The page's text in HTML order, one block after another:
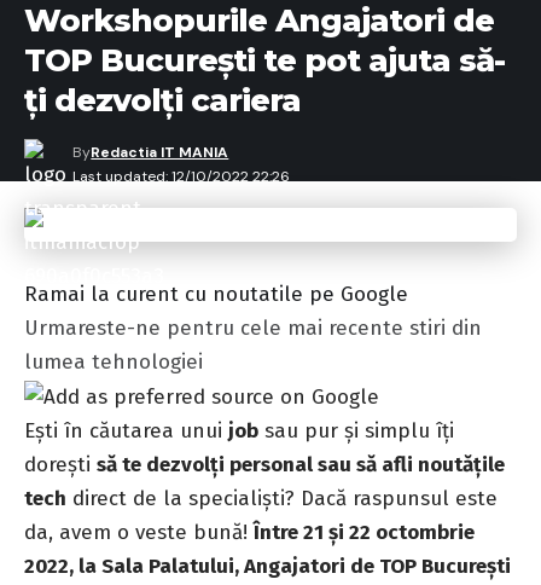
Workshopurile Angajatori de
TOP București te pot ajuta să-
ți dezvolți cariera
Last updated: 12/10/2022 22:26
ByRedactia IT MANIA
Ramai la curent cu noutatile pe Google
Urmareste-ne pentru cele mai recente stiri din
lumea tehnologiei
Ești în căutarea unui job sau pur și simplu îți
dorești să te dezvolți personal sau să afli noutățile
tech direct de la specialiști? Dacă raspunsul este
da, avem o veste bună!Între 21 și 22 octombrie
2022, la Sala Palatului, Angajatori de TOP București